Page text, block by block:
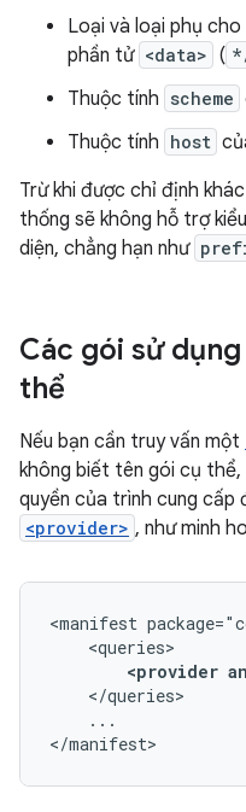
Loại và loại phụ
phần tử <data> (
Thuộc tính scheme
Thuộc tính host
Trừ khi được chỉ định
thống sẽ không hỗ trợ
diện, chẳng hạn như
Các gói sử
thể
Nếu bạn cần truy vấn một
không biết tên gói cụ
quyền của trình cung
<provider> , như minh
<manifest
<provider
...
</manifest>